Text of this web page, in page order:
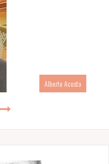
Alberto Acosta